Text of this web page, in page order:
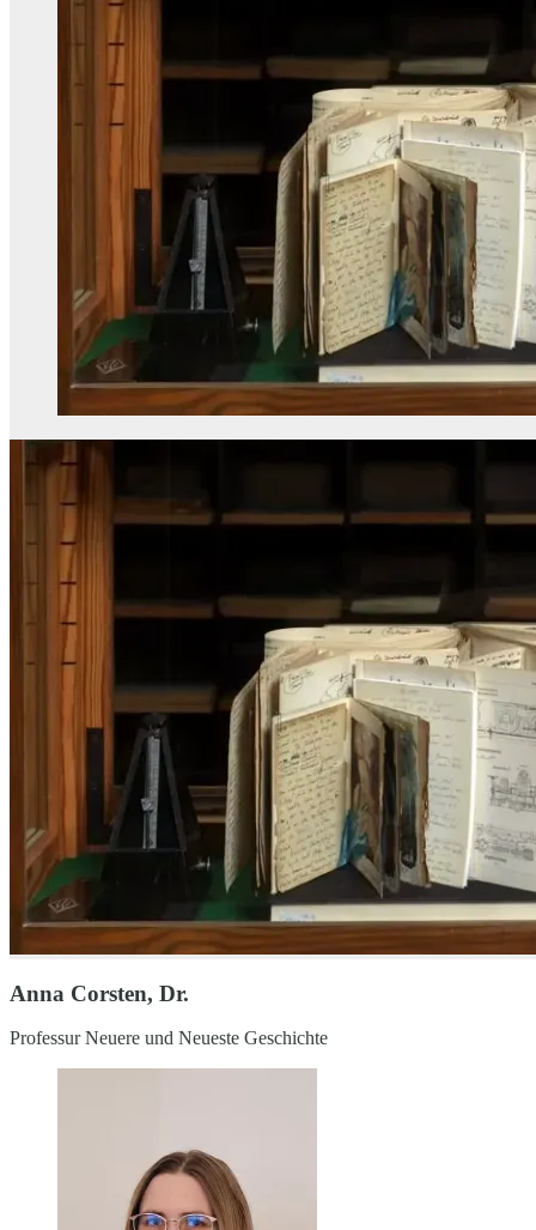
Anna Corsten, Dr.
Professur Neuere und Neueste Geschichte